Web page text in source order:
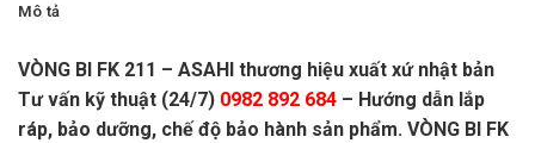
Mô tả
VÒNG BI FK 211 – ASAHI thương hiệu xuất xứ nhật bản
Tư vấn kỹ thuật (24/7) 0982 892 684 – Hướng dẫn lắp
ráp, bảo dưỡng, chế độ bảo hành sản phẩm. VÒNG BI FK